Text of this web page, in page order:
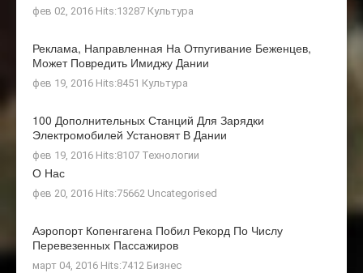
фев 02, 2016 Hits:13287 Культура
Реклама, Направленная На Отпугивание Беженцев,
Может Повредить Имиджу Дании
фев 19, 2016 Hits:8451 Культура
100 Дополнительных Станций Для Зарядки
Электромобилей Установят В Дании
фев 19, 2016 Hits:8107 Технологии
О Нас
фев 20, 2016 Hits:75662 Uncategorised
Аэропорт Копенгагена Побил Рекорд По Числу
Перевезенных Пассажиров
март 04, 2016 Hits:7412 Бизнес